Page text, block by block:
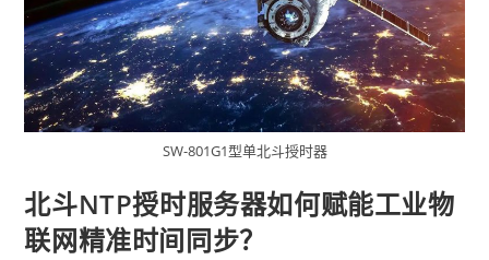
SW-801G1型单北斗授时器
北斗NTP授时服务器如何赋能工业物
联网精准时间同步？